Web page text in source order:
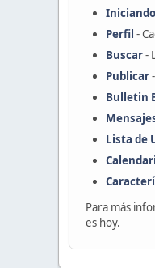
Perfil -
Buscar-
Publicar
Bulletin
Lista de
Para más
es hoy.